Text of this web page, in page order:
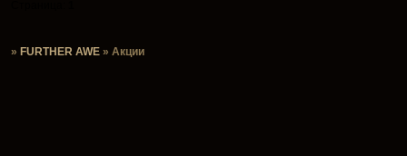
» FURTHER AWE »Акции